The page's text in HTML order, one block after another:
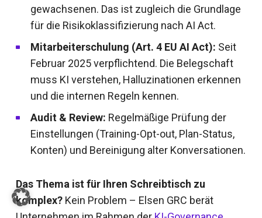
gewachsenen. Das ist zugleich die Grundlage
für die Risikoklassifizierung nach AI Act.
Mitarbeiterschulung (Art. 4 EU AI Act): Seit
Februar 2025 verpflichtend. Die Belegschaft
muss KI verstehen, Halluzinationen erkennen
und die internen Regeln kennen.
Audit & Review: Regelmäßige Prüfung der
Einstellungen (Training-Opt-out, Plan-Status,
Konten) und Bereinigung alter Konversationen.
Das Thema ist für Ihren Schreibtisch zu
komplex?Kein Problem – Elsen GRC berät